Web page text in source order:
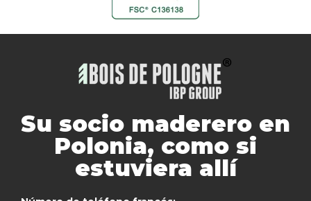
Su socio maderero en
Polonia, como si
estuviera allí